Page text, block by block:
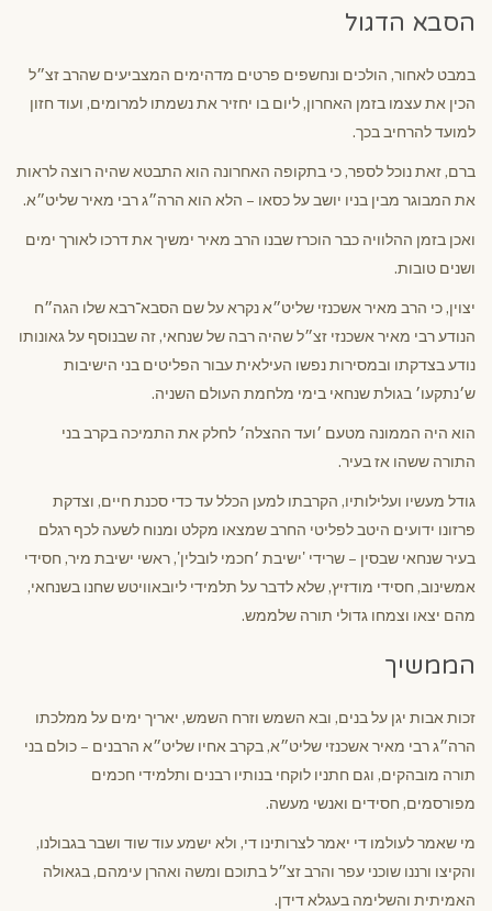
הסבא הדגול
במבט לאחור, הולכים ונחשפים פרטים מדהימים המצביעים שהרב זצ״ל
הכין את עצמו בזמן האחרון, ליום בו יחזיר את נשמתו למרומים, ועוד חזון
למועד להרחיב בכך.
ברם, זאת נוכל לספר, כי בתקופה האחרונה הוא התבטא שהיה רוצה לראות
את המבוגר מבין בניו יושב על כסאו – הלא הוא הרה״ג רבי מאיר שליט״א.
ואכן בזמן ההלוויה כבר הוכרז שבנו הרב מאיר ימשיך את דרכו לאורך ימים
ושנים טובות.
יצוין, כי הרב מאיר אשכנזי שליט״א נקרא על שם הסבא־רבא שלו הגה״ח
הנודע רבי מאיר אשכנזי זצ״ל שהיה רבה של שנחאי, זה שבנוסף על גאונותו
נודע בצדקתו ובמסירות נפשו העילאית עבור הפליטים בני הישיבות
ש׳נתקעו׳ בגולת שנחאי בימי מלחמת העולם השניה.
הוא היה הממונה מטעם ׳ועד ההצלה׳ לחלק את התמיכה בקרב בני
התורה ששהו אז בעיר.
גודל מעשיו ועלילותיו, הקרבתו למען הכלל עד כדי סכנת חיים, וצדקת
פרזונו ידועים היטב לפליטי החרב שמצאו מקלט ומנוח לשעה לכף רגלם
בעיר שנחאי שבסין – שרידי 'ישיבת ׳חכמי לובלין', ראשי ישיבת מיר, חסידי
אמשינוב, חסידי מודזיץ, שלא לדבר על תלמידי ליובאוויטש שחנו בשנחאי,
מהם יצאו וצמחו גדולי תורה שלממש.
הממשיך
זכות אבות יגן על בנים, ובא השמש וזרח השמש, יאריך ימים על ממלכתו
הרה״ג רבי מאיר אשכנזי שליט״א, בקרב אחיו שליט״א הרבנים – כולם בני
תורה מובהקים, וגם חתניו לוקחי בנותיו רבנים ותלמידי חכמים
מפורסמים, חסידים ואנשי מעשה.
מי שאמר לעולמו די יאמר לצרותינו די, ולא ישמע עוד שוד ושבר בגבולנו,
והקיצו ורננו שוכני עפר והרב זצ״ל בתוכם ומשה ואהרן עימהם, בגאולה
האמיתית והשלימה בעגלא דידן.